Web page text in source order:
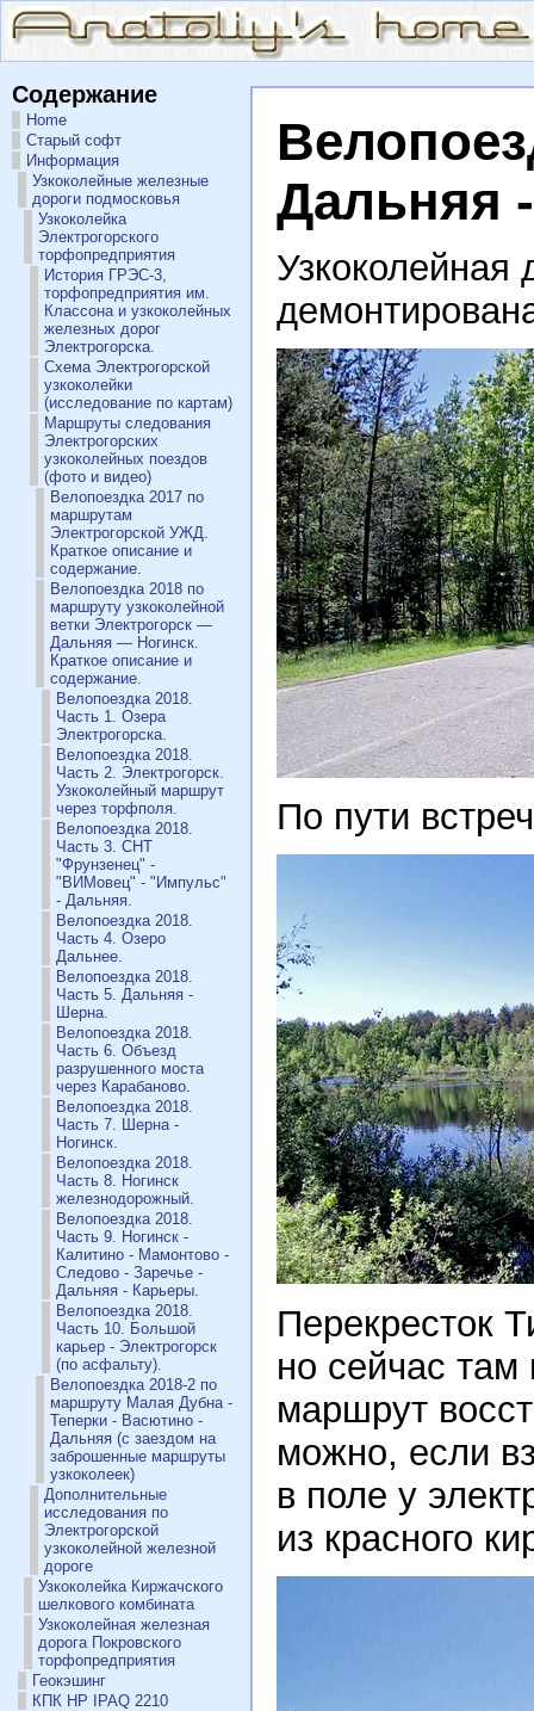
Содержание
Home
Старый софт
Информация
Узкоколейные железные
дороги подмосковья
Узкоколейка
Электрогорского
торфопредприятия
История ГРЭС-3,
торфопредприятия им.
Классона и узкоколейных
железных дорог
Электрогорска.
Схема Электрогорской
узкоколейки
(исследование по картам)
Маршруты следования
Электрогорских
узкоколейных поездов
(фото и видео)
Велопоездка 2017 по
маршрутам
Электрогорской УЖД.
Краткое описание и
содержание.
Велопоездка 2018 по
маршруту узкоколейной
ветки Электрогорск —
Дальняя — Ногинск.
Краткое описание и
содержание.
Велопоездка 2018.
Часть 1. Озера
Электрогорска.
Велопоездка 2018.
Часть 2. Электрогорск.
Узкоколейный маршрут
через торфполя.
Велопоездка 2018.
Часть 3. СНТ
"Фрунзенец" -
"ВИМовец" - "Импульс"
- Дальняя.
Велопоездка 2018.
Часть 4. Озеро
Дальнее.
Велопоездка 2018.
Часть 5. Дальняя -
Шерна.
Велопоездка 2018.
Часть 6. Объезд
разрушенного моста
через Карабаново.
Велопоездка 2018.
Часть 7. Шерна -
Ногинск.
Велопоездка 2018.
Часть 8. Ногинск
железнодорожный.
Велопоездка 2018.
Часть 9. Ногинск -
Калитино - Мамонтово -
Следово - Заречье -
Дальняя - Карьеры.
Велопоездка 2018.
Часть 10. Большой
карьер - Электрогорск
(по асфальту).
Велопоездка 2018-2 по
маршруту Малая Дубна -
Теперки - Васютино -
Дальняя (с заездом на
заброшенные маршруты
узкоколеек)
Дополнительные
исследования по
Электрогорской
узкоколейной железной
дороге
Узкоколейка Киржачского
шелкового комбината
Узкоколейная железная
дорога Покровского
торфопредприятия
Геокэшинг
КПК HP IPAQ 2210
Дальняя
По пути
Перекресток
но сейчас там
маршрут
можно, если
в поле у
из красного